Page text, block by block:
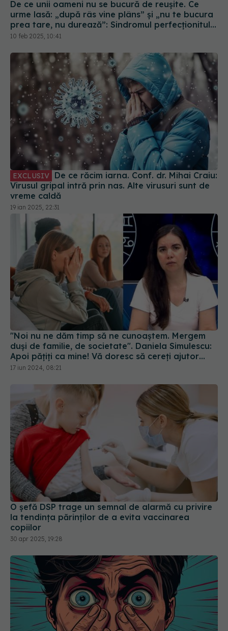
De ce unii oameni nu se bucură de reușite. Ce
urme lasă: „după râs vine plâns” și „nu te bucura
prea tare, nu durează”: Sindromul perfecționitului
nefericit
10 feb 2025, 10:41
EXCLUSIV
Virusul gripal intră prin nas. Alte virusuri sunt de
vreme caldă
19 ian 2025, 22:31
"Noi nu ne dăm timp să ne cunoaștem. Mergem
duși de familie, de societate". Daniela Simulescu:
Apoi pățiți ca mine! Vă doresc să cereți ajutor
atunci când aveți nevoie, să nu vă rușinați
17 iun 2024, 08:21
O șefă DSP trage un semnal de alarmă cu privire
la tendinţa părinţilor de a evita vaccinarea
copiilor
30 apr 2025, 19:28